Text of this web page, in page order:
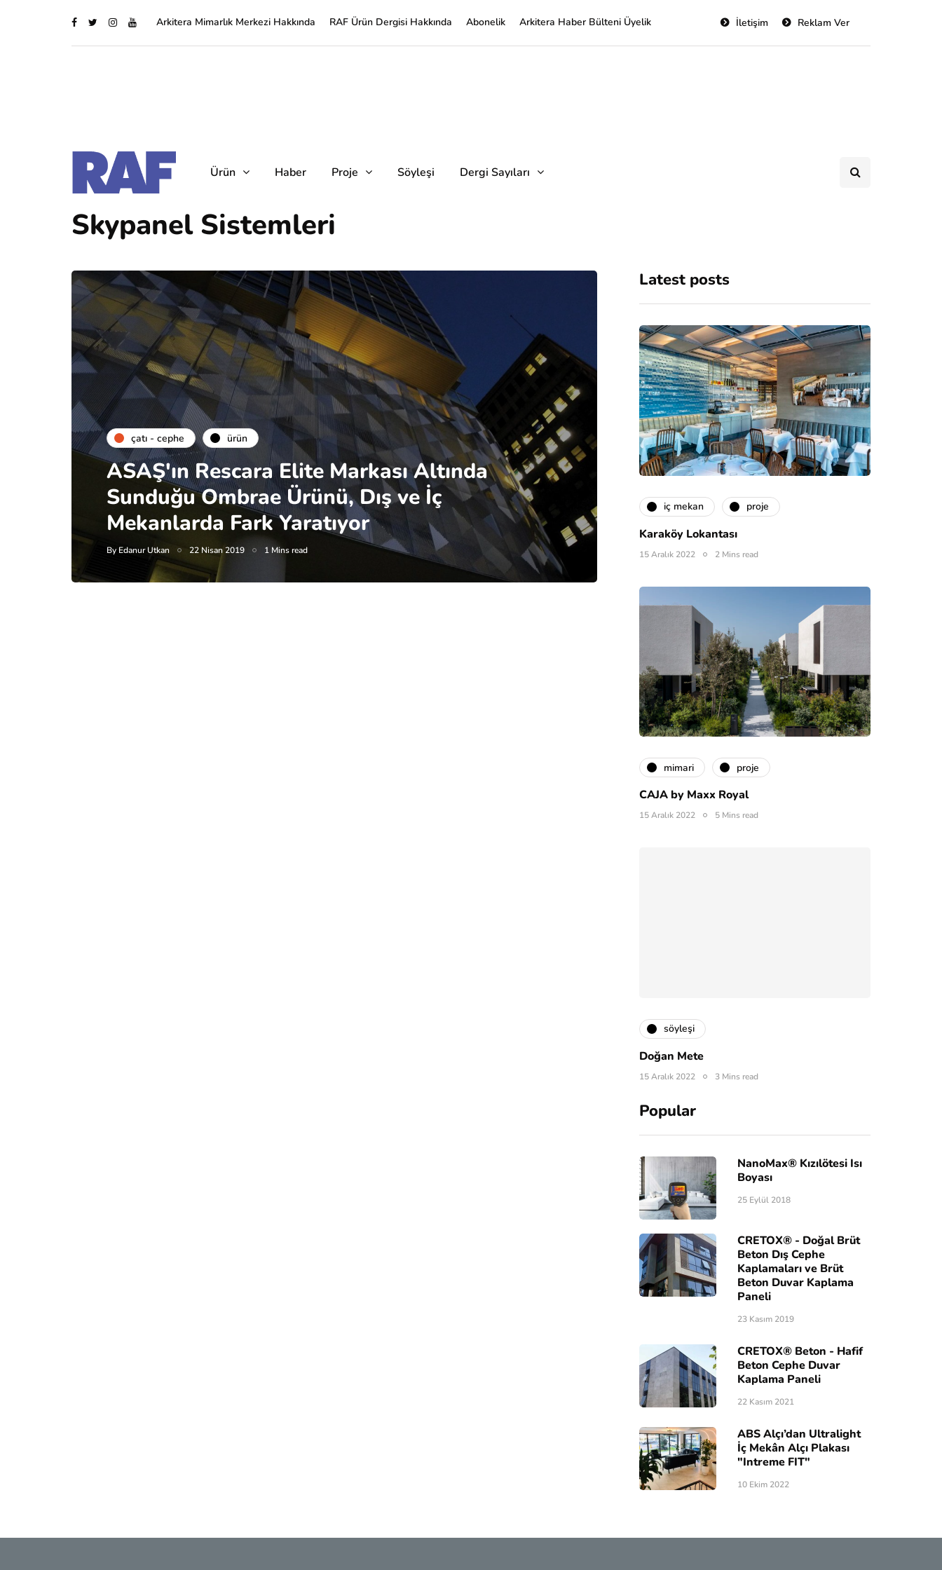
Arkitera Mimarlık Merkezi Hakkında RAF Ürün Dergisi Hakkında Abonelik Arkitera Haber Bülteni Üyelik Reklam Ver
İletişim
Ürün Haber Proje Söyleşi Dergi Sayıları
Skypanel Sistemleri
çatı - cephe ürün
ASAŞ'ın Rescara Elite Markası Altında
Sunduğu Ombrae Ürünü, Dış ve İç
Mekanlarda Fark Yaratıyor
By Edanur Utkan 22 Nisan 2019 1 Mins read
Latest posts
i̇ç mekan proje
Karaköy Lokantası
15 Aralık 2022 2 Mins read
mimari proje
CAJA by Maxx Royal
15 Aralık 2022 5 Mins read
söyleşi
Doğan Mete
15 Aralık 2022 3 Mins read
Popular
NanoMax® Kızılötesi Isı
Boyası
25 Eylül 2018
CRETOX® - Doğal Brüt
Beton Dış Cephe
Kaplamaları ve Brüt
Beton Duvar Kaplama
Paneli
23 Kasım 2019
CRETOX® Beton - Hafif
Beton Cephe Duvar
Kaplama Paneli
22 Kasım 2021
ABS Alçı’dan Ultralight
İç Mekân Alçı Plakası
"Intreme FIT"
10 Ekim 2022